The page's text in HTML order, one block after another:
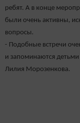
ребят. А в конце
были очень активны,
вопросы.
- Подобные встречи
и запоминаются
Лилия Морозенкова.